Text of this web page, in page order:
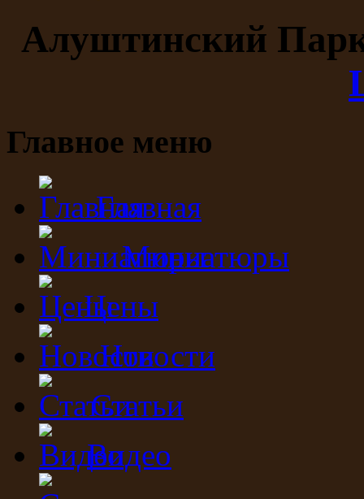
Алуштинский
Главное меню
Главная
Миниатюры
Цены
Новости
Статьи
Видео